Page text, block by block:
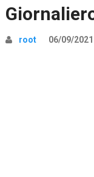
root 06/09/2021